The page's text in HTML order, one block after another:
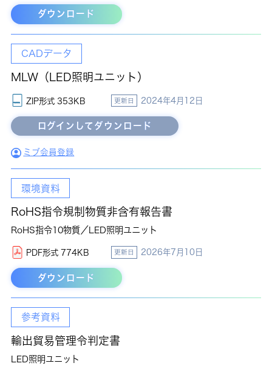
ダウンロード
CADデータ
MLW（LED照明ユニット）
ZIP形式 353KB 更新日 2024年4月12日
ミブ会員登録
環境資料
RoHS指令規制物質非含有報告書
RoHS指令10物質／LED照明ユニット
PDF形式 774KB 更新日 2026年7月10日
ダウンロード
参考資料
輸出貿易管理令判定書
LED照明ユニット